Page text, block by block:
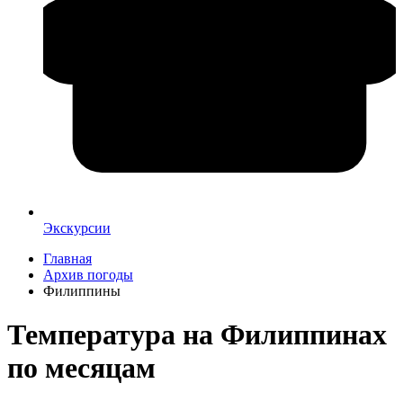
Экскурсии
Главная
Архив погоды
Филиппины
Температура на Филиппинах
по месяцам